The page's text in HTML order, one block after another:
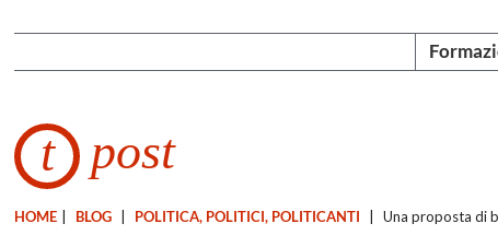
t post
HOME BLOG POLITICA, POLITICI, POLITICANTI Una proposta di